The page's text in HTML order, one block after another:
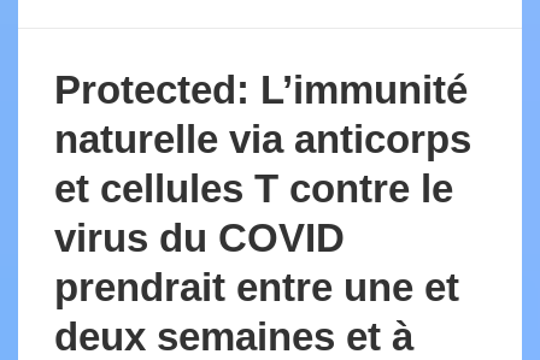
Protected: L’immunité
naturelle via anticorps
et cellules T contre le
virus du COVID
prendrait entre une et
deux semaines et à